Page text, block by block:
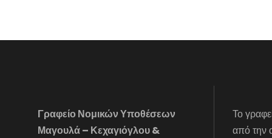
Γραφείο Νομικών Υποθέσεων
Μαγουλά – Κεχαγιόγλου &
Το
από την